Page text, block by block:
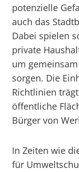
potenzielle
auch das
Dabei spielen
private
um
sorgen. Die
Richtlinien
öffentliche
Bürger von
In Zeiten wie
für